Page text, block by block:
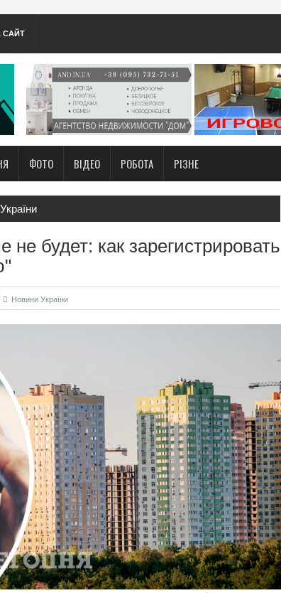
САЙТ
ФОТО ВІДЕО РОБОТА РІЗНЕ
будет: как зарегистрировать
Новини України